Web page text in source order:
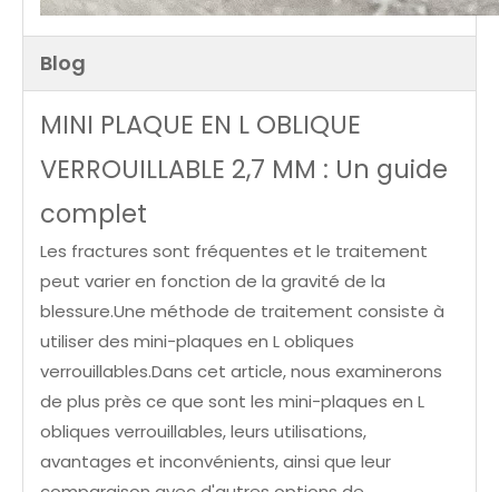
Blog
MINI PLAQUE EN L OBLIQUE
VERROUILLABLE 2,7 MM : Un guide
complet
Les fractures sont fréquentes et le traitement
peut varier en fonction de la gravité de la
blessure.Une méthode de traitement consiste à
utiliser des mini-plaques en L obliques
verrouillables.Dans cet article, nous examinerons
de plus près ce que sont les mini-plaques en L
obliques verrouillables, leurs utilisations,
avantages et inconvénients, ainsi que leur